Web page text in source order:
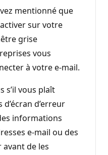
mentionné que
sur votre
grise
vous
à votre e-mail.
s’il vous plaît
d’erreur
informations
e-mail ou des
de les